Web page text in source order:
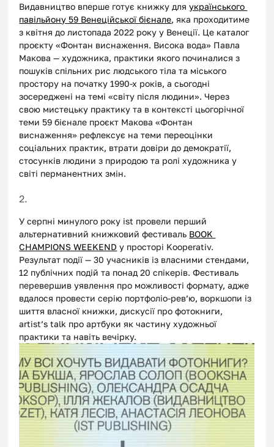
Видавництво вперше готує книжку для українського
павільйону 59 Венеційської бієнале, яка проходитиме
з квітня до листопада 2022 року у Венеції. Це каталог
проєкту «Фонтан виснаження. Висока вода» Павла
Макова — художника, практики якого починалися з
пошуків спільних рис людського тіла та міського
простору на початку 1990-х років, а сьогодні
зосереджені на темі «світу після людини». Через
свою мистецьку практику та в контексті цьогорічної
теми 59 бієнале проєкт Макова «Фонтан
виснаження» рефлексує на теми переоцінки
соціальних практик, втрати довіри до демократії,
стосунків людини з природою та ролі художника у
світі перманентних змін.
2.
У серпні минулого року ist провели перший
альтернативний книжковий фестиваль BOOK
CHAMPIONS WEEKEND у просторі Kooperativ.
Результат події — 30 учасників із власними стендами,
12 публічних подій та понад 20 спікерів. Фестиваль
перевершив уявлення про можливості формату, адже
вдалося провести серію портфоліо-рев’ю, воркшопи із
шиття власної книжки, дискусії про фотокниги,
artist’s talk про артбуки як частину художньої
практики та навіть вечірку.